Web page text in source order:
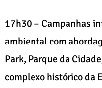
17h30 – Campanhas
ambiental com
Park, Parque da
complexo histórico da